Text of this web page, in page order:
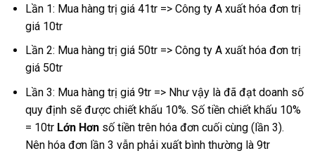
Lần 1: Mua hàng trị giá 41tr => Công ty A xuất hóa đơn trị
giá 10tr
Lần 2: Mua hàng trị giá 50tr => Công ty A xuất hóa đơn trị
giá 50tr
Lần 3: Mua hàng trị giá 9tr => Như vậy là đã đạt doanh số
quy định sẽ được chiết khấu 10%. Số tiền chiết khấu 10%
= 10tr Lớn Hơnsố tiền trên hóa đơn cuối cùng (lần 3).
Nên hóa đơn lần 3 vẫn phải xuất bình thường là 9tr